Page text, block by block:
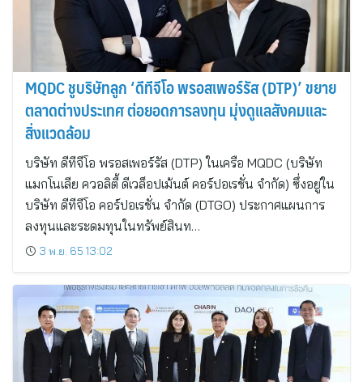
MQDC ชูบริษัทลูก ‘ดีทีจีโอ พรอสเพอร์รัส (DTP)’ ขยาย
ตลาดต่างประเทศ ต่อยอดการลงทุน มุ่งดูแลสังคมและ
สิ่งแวดล้อม
บริษัท ดีทีจีโอ พรอสเพอร์รัส (DTP) ในเครือ MQDC (บริษัท
แมกโนเลีย ควอลิตี้ ดีเวล็อปเม้นต์ คอร์ปอเรชั่น จำกัด) ซึ่งอยู่ใน
บริษัท ดีทีจีโอ คอร์ปอเรชั่น จำกัด (DTGO) ประกาศแผนการ
ลงทุนและระดมทุนในทรัพย์สินท…
3 พ.ย. 65 13:02